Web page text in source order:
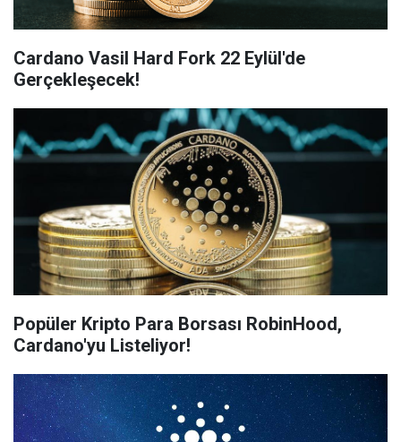
Cardano Vasil Hard Fork 22 Eylül'de
Gerçekleşecek!
Popüler Kripto Para Borsası RobinHood,
Cardano'yu Listeliyor!